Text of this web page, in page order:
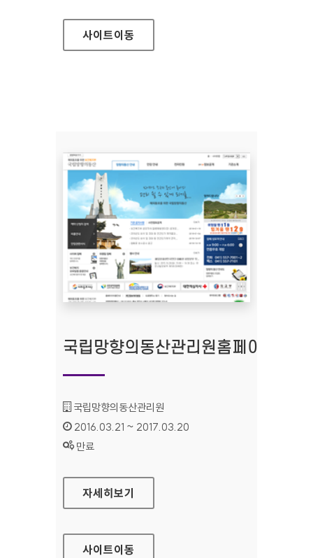
사이트이동
국립망향의동산관리원홈페이지
기관명 :
국립망향의동산관리원
인증기간 :
2016.03.21 ~ 2017.03.20
상태 :
만료
국립망향의동산관리원홈페이지
자세히보기
사이트이동